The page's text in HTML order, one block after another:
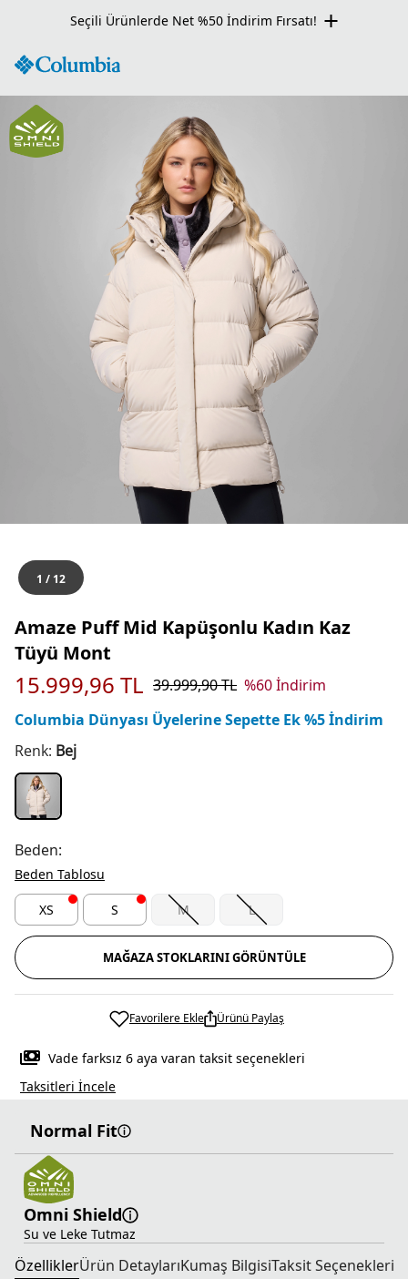
Seçili Ürünlerde Net %50 İndirim Fırsatı!
1 / 12
Amaze Puff Mid Kapüşonlu Kadın Kaz
Tüyü Mont
15.999,96 TL 39.999,90TL %60İndirim
Columbia Dünyası Üyelerine Sepette Ek %5 İndirim
Renk: Bej
Beden:
Beden Tablosu
XS S M L
MAĞAZA STOKLARINI GÖRÜNTÜLE
Favorilere Ekle Ürünü Paylaş
Vade farksız 6 aya varan taksit seçenekleri
Taksitleri İncele
Normal Fit
Omni Shield
Su ve Leke Tutmaz
ÖzelliklerÜrün DetaylarıKumaş BilgisiTaksit Seçenekleri